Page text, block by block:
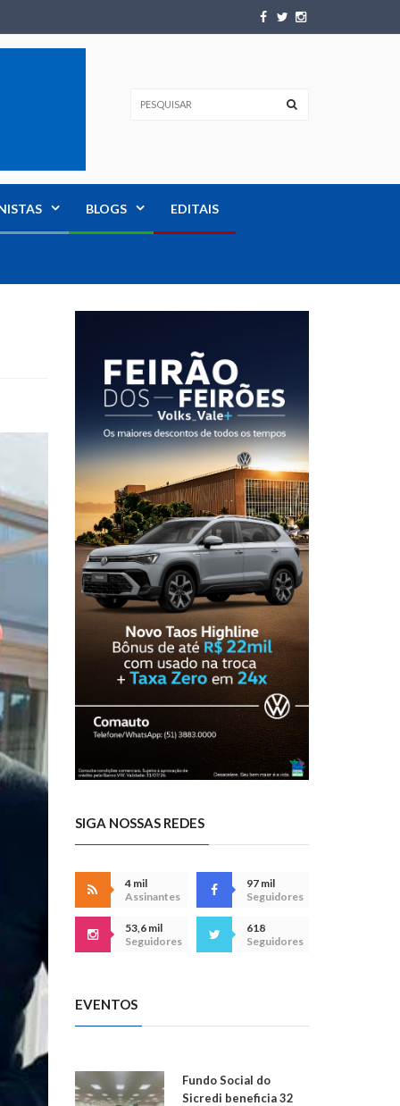
BLOGS EDITAIS
SIGA NOSSAS REDES
4 mil
Assinantes
97 mil
Seguidores
53,6 mil
Seguidores
618
Seguidores
EVENTOS
Fundo Social do
Sicredi beneficia 32